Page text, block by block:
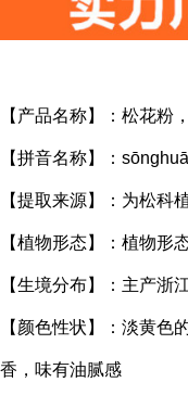
【产品名称】：松花粉
【拼音名称】：
【提取来源】：为松科
【植物形态】：植物形
【生境分布】：主产浙
【颜色性状】：淡黄色
香，味有油腻感